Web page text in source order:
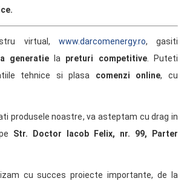
virtual, www.darcomenergy.ro, gasiti
generatiela preturi competitive. Puteti
tehnice si plasa comenzi online, cu
produsele noastre, va asteptam cu drag in
Str. Doctor Iacob Felix, nr. 99, Parter
cu succes proiecte importante, de la